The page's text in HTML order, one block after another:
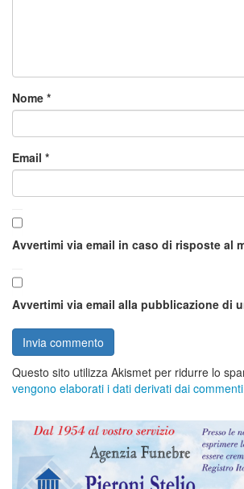
Nome *
Email *
Avvertimi via email in caso di risposte al
Avvertimi via email alla pubblicazione di
Questo sito utilizza Akismet per ridurre lo
vengono elaborati i dati derivati dai commenti